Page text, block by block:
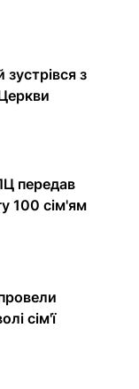
з
передав
100 сім'ям
сім'ї